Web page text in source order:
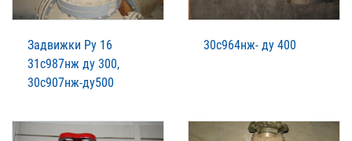
Задвижки Ру 16
31с987нж ду 300,
30с907нж-ду500
30с964нж- ду 400